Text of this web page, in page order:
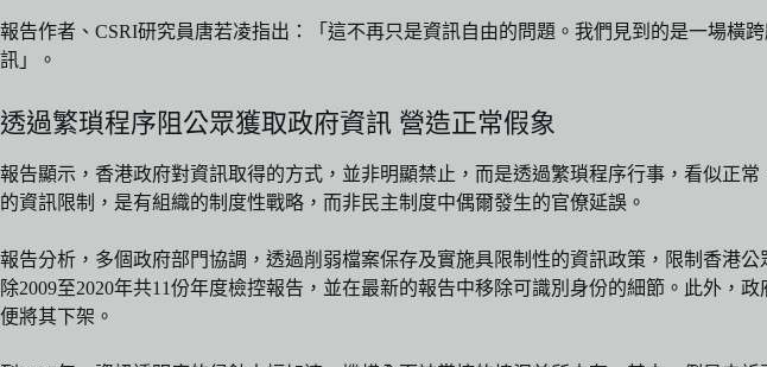
報告作者、CSRI研究員唐若凌指出：「這不再只是資訊自由的問題。我們見到的是一場
訊」。
透過繁瑣程序阻公眾獲取政府資訊 營造正常假象
報告顯示，香港政府對資訊取得的方式，並非明顯禁止，而是透過繁瑣程序行事，看似正
的資訊限制，是有組織的制度性戰略，而非民主制度中偶爾發生的官僚延誤。
報告分析，多個政府部門協調，透過削弱檔案保存及實施具限制性的資訊政策，限制香港
除2009至2020年共11份年度檢控報告，並在最新的報告中移除可識別身份的細節。此外，
便將其下架。